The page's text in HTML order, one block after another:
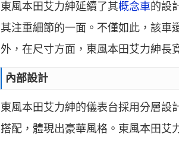
東風本田艾力紳延續了其概念車的設
其注重細節的一面。不僅如此，該車
外，在尺寸方面，東風本田艾力紳長
內部設計
東風本田艾力紳的儀表台採用分層設
搭配，體現出豪華風格。東風本田艾